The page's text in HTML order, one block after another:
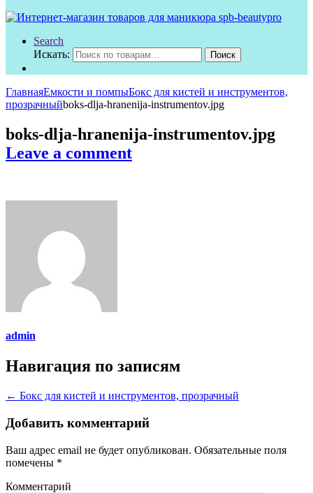
Search
Искать:
Поиск
ГлавнаяЕмкости и помпыБокс для кистей и инструментов,
прозрачныйboks-dlja-hranenija-instrumentov.jpg
boks-dlja-hranenija-instrumentov.jpg
Leave a comment
admin
Навигация по записям
← Бокс для кистей и инструментов, прозрачный
Добавить комментарий
Ваш адрес email не будет опубликован. Обязательные поля
помечены *
Комментарий